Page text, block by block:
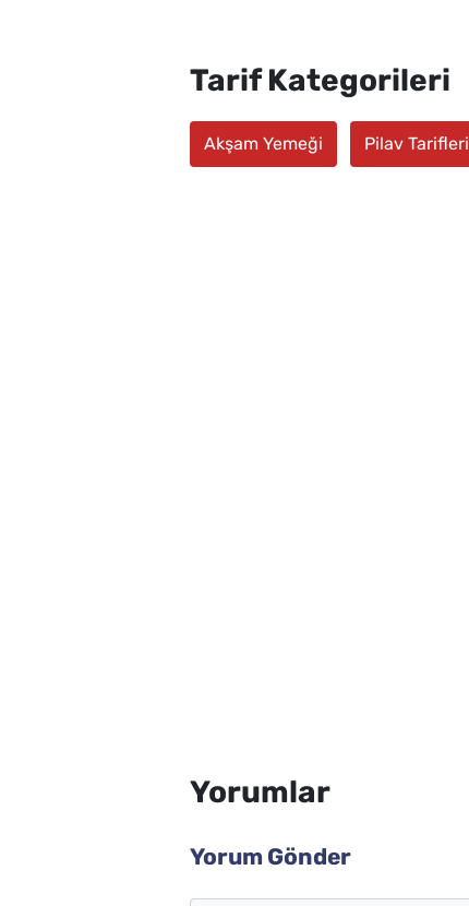
Tarif Kategorileri
Akşam Yemeği Pilav Tarifleri
Yorumlar
Yorum Gönder